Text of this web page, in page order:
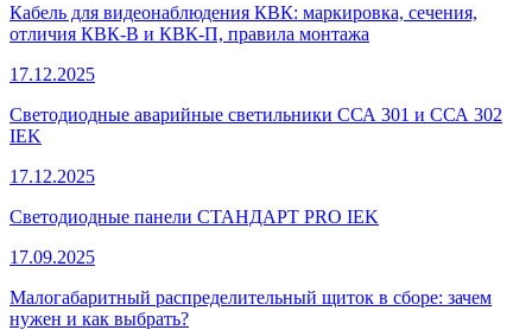
Кабель для видеонаблюдения КВК: маркировка, сечения,
отличия КВК-В и КВК-П, правила монтажа
17.12.2025
Светодиодные аварийные светильники ССА 301 и ССА 302
IEK
17.12.2025
Светодиодные панели СТАНДАРТ PRO IEK
17.09.2025
Малогабаритный распределительный щиток в сборе: зачем
нужен и как выбрать?